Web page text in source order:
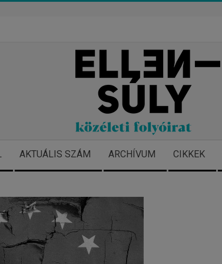
AKTUÁLIS SZÁM ARCHÍVUM CIKKEK